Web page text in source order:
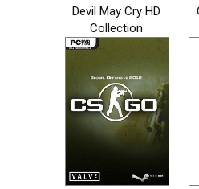
Devil May Cry HD
Collection